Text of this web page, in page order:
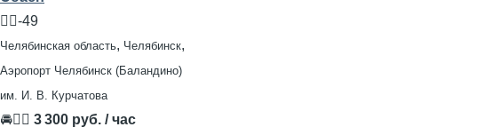
🧍‍♂️-49
Челябинская область, Челябинск,
Аэропорт Челябинск (Баландино)
им. И. В. Курчатова
🚘👨‍✈ 3 300 руб. / час